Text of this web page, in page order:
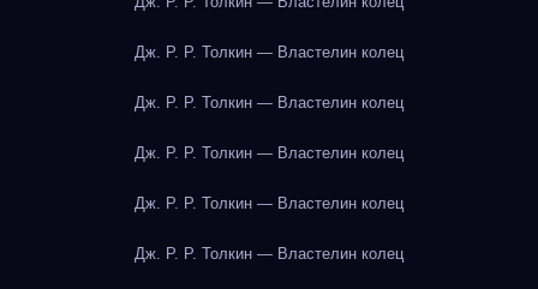
Дж. Р. Р. Толкин — Властелин колец
Дж. Р. Р. Толкин — Властелин колец
Дж. Р. Р. Толкин — Властелин колец
Дж. Р. Р. Толкин — Властелин колец
Дж. Р. Р. Толкин — Властелин колец